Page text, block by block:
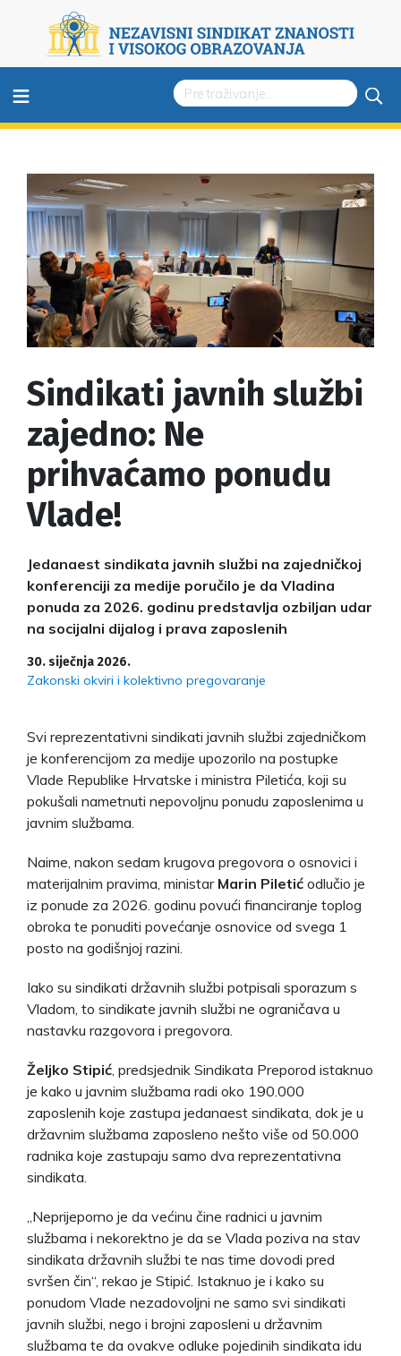
≡
Sindikati javnih službi
zajedno: Ne
prihvaćamo ponudu
Vlade!
Jedanaest sindikata javnih službi na zajedničkoj
konferenciji za medije poručilo je da Vladina
ponuda za 2026. godinu predstavlja ozbiljan udar
na socijalni dijalog i prava zaposlenih
30. siječnja 2026.
Zakonski okviri i kolektivno pregovaranje
Svi reprezentativni sindikati javnih službi zajedničkom
je konferencijom za medije upozorilo na postupke
Vlade Republike Hrvatske i ministra Piletića, koji su
pokušali nametnuti nepovoljnu ponudu zaposlenima u
javnim službama.
Naime, nakon sedam krugova pregovora o osnovici i
materijalnim pravima, ministar Marin Piletić odlučio je
iz ponude za 2026. godinu povući financiranje toplog
obroka te ponuditi povećanje osnovice od svega 1
posto na godišnjoj razini.
Iako su sindikati državnih službi potpisali sporazum s
Vladom, to sindikate javnih službi ne ograničava u
nastavku razgovora i pregovora.
Željko Stipić , predsjednik Sindikata Preporod istaknuo
je kako u javnim službama radi oko 190.000
zaposlenih koje zastupa jedanaest sindikata, dok je u
državnim službama zaposleno nešto više od 50.000
radnika koje zastupaju samo dva reprezentativna
sindikata.
„Neprijeporno je da većinu čine radnici u javnim
službama i nekorektno je da se Vlada poziva na stav
sindikata državnih službi te nas time dovodi pred
svršen čin“, rekao je Stipić. Istaknuo je i kako su
ponudom Vlade nezadovoljni ne samo svi sindikati
javnih službi, nego i brojni zaposleni u državnim
službama te da ovakve odluke pojedinih sindikata idu